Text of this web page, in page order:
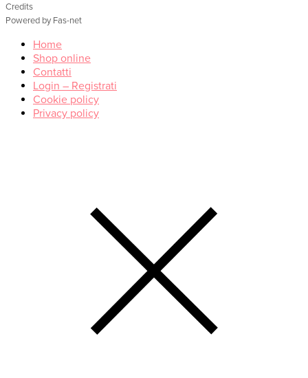
Credits
Powered by Fas-net
Home
Shop online
Contatti
Login – Registrati
Cookie policy
Privacy policy